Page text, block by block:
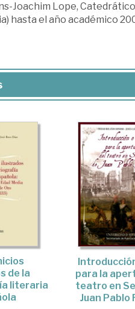
Joachim Lope,
hasta el año académico
de la
literaria
para la
teatro en
Juan Pablo